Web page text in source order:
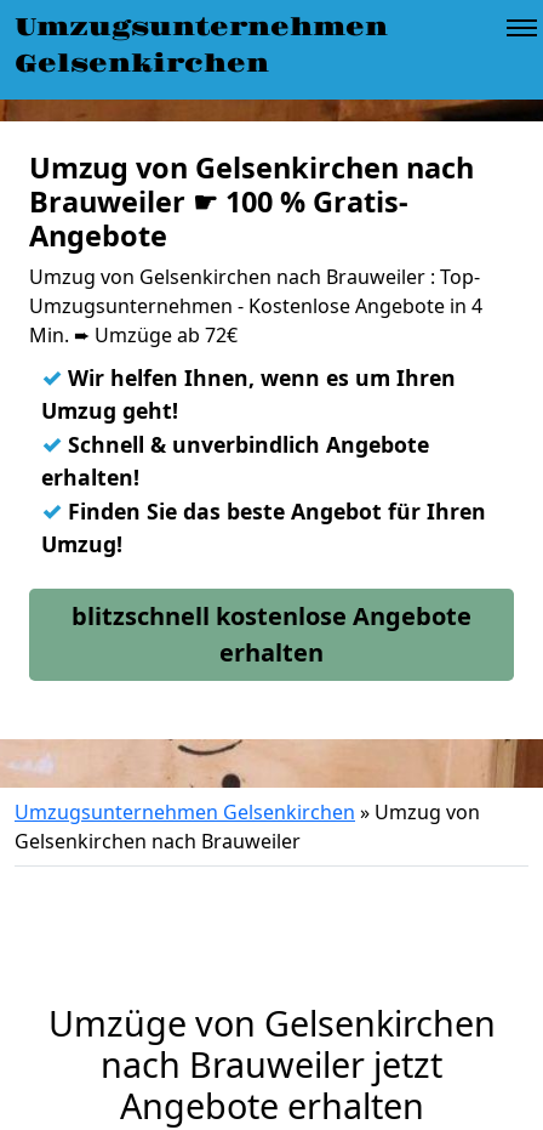
Umzugsunternehmen
Gelsenkirchen
Umzug von Gelsenkirchen nach
Brauweiler ☛ 100 % Gratis-
Angebote
Umzug von Gelsenkirchen nach Brauweiler : Top-
Umzugsunternehmen - Kostenlose Angebote in 4
Min. ➨ Umzüge ab 72€
✓ Wir helfen Ihnen, wenn es um Ihren
Umzug geht!
✓ Schnell & unverbindlich Angebote
erhalten!
✓ Finden Sie das beste Angebot für Ihren
Umzug!
blitzschnell kostenlose Angebote
erhalten
Umzugsunternehmen Gelsenkirchen » Umzug von
Gelsenkirchen nach Brauweiler
Umzüge von Gelsenkirchen
nach Brauweiler jetzt
Angebote erhalten